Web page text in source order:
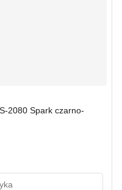
2080 Spark czarno-